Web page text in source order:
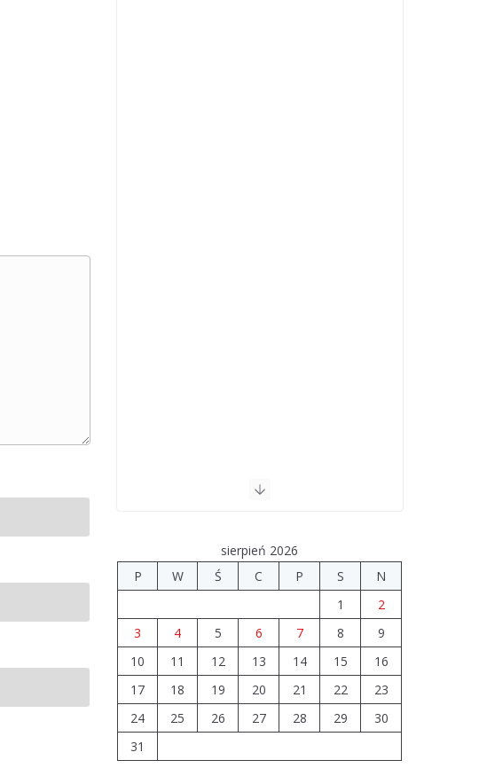
sierpień 2026
P
W Ś C P S
N
1
2
3
4 5 6 7 8
9
10
11 12 13 14 15
16
17
18 19 20 21 22
23
24
25 26 27 28 29
30
31